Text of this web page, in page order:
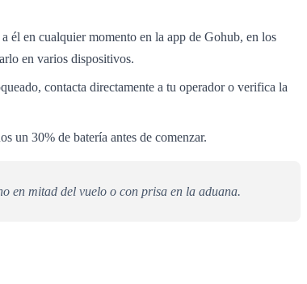
él en cualquier momento en la app de Gohub, en los
en varios dispositivos.
contacta directamente a tu operador o verifica la
un 30% de batería antes de comenzar.
en mitad del vuelo o con prisa en la aduana.